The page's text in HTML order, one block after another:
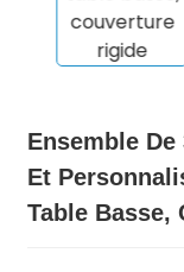
Ensemble
Et
Table Basse,